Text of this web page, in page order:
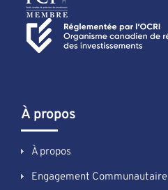
À propos
À propos
Engagement Communautaire